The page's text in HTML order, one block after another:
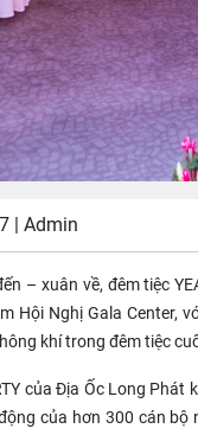
| Admin
– xuân về, đêm tiệc
Hội Nghị Gala Center,
khí trong đêm tiệc
của Địa Ốc Long
của hơn 300 cán